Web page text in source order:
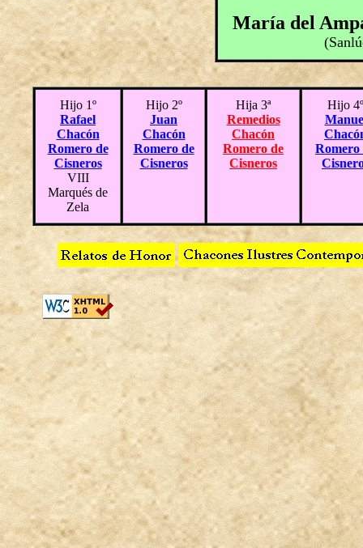
María del
Hijo 1º
Rafael
Chacón
Romero de
Cisneros
VIII
Marqués de
Zela
Hijo 2º
Juan
Chacón
Romero de
Cisneros
Hija 3ª
Remedios
Chacón
Romero de
Cisneros
Hijo 4º
Romero